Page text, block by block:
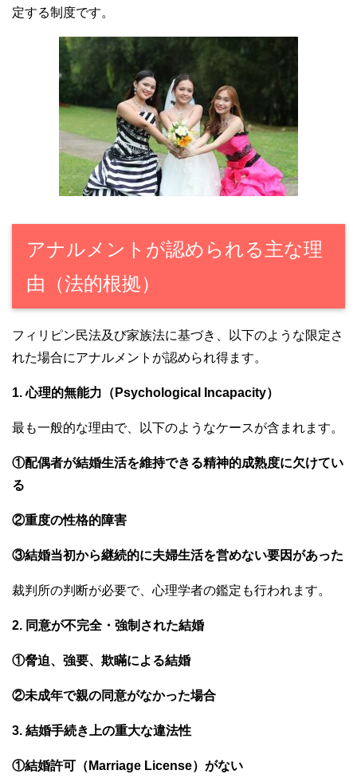
定する制度です。
アナルメントが認められる主な理
由（法的根拠）
フィリピン民法及び家族法に基づき、以下のような限定さ
れた場合にアナルメントが認められ得ます。
1. 心理的無能力（Psychological Incapacity）
最も一般的な理由で、以下のようなケースが含まれます。
①配偶者が結婚生活を維持できる精神的成熟度に欠けてい
る
②重度の性格的障害
③結婚当初から継続的に夫婦生活を営めない要因があった
裁判所の判断が必要で、心理学者の鑑定も行われます。
2. 同意が不完全・強制された結婚
①脅迫、強要、欺瞞による結婚
②未成年で親の同意がなかった場合
3. 結婚手続き上の重大な違法性
①結婚許可（Marriage License）がない